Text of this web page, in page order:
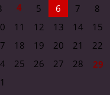
4 5 6 7
8
11 12 13 14
15
18 19 20 21
22
25 26 27 28
29